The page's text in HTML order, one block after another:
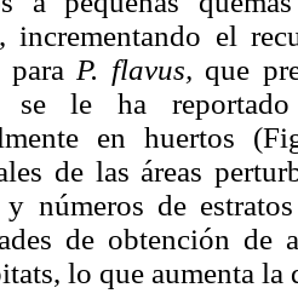
incrementando el
para P. flavus, que
se le ha
en huertos
de las áreas
y números de
de obtención de
lo que aumenta